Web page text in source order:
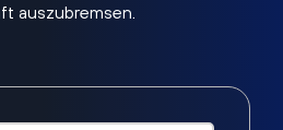
auszubremsen.